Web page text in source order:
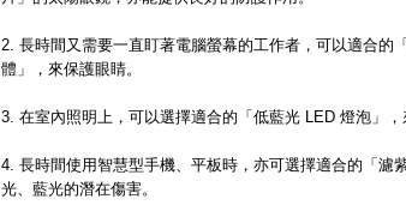
2. 長時間又需要一直盯著電腦螢幕的工作者，可以適合的
體」，來保護眼睛。
3. 在室內照明上，可以選擇適合的「低藍光 LED 燈泡」
4. 長時間使用智慧型手機、平板時，亦可選擇適合的「濾
光、藍光的潛在傷害。